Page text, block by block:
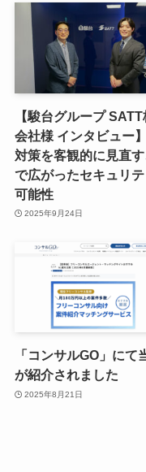
【駿台グループ
会社様 インタビュー
対策を客観的に見直す
で広がったセキュリ
可能性
2025年9月24日
「コンサルGO」にて
が紹介されました
2025年8月21日